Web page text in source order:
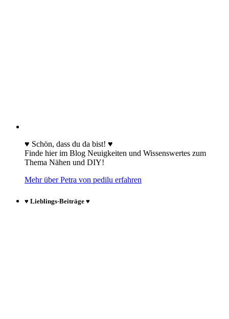
♥ Schön, dass du da bist! ♥
Finde hier im Blog Neuigkeiten und Wissenswertes zum
Thema Nähen und DIY!
Mehr über Petra von pedilu erfahren
♥ Lieblings-Beiträge ♥